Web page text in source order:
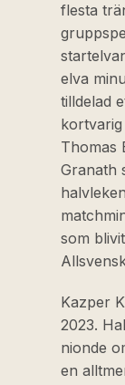
flesta
elva
tilldelad
Thomas
Granath
som
Kazper
2023.
nionde
en